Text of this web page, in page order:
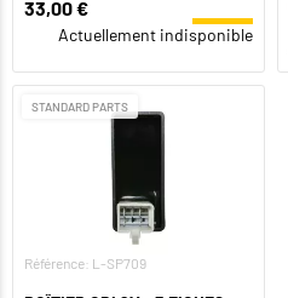
33,00 €
Actuellement indisponible
STANDARD PARTS
Référence: L-SP709